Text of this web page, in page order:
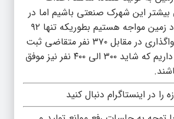
بیشتر این شهرک صنعتی باشیم اما در
حال حاضر با کمبود زمین مواجه هستیم بطوریکه تنها ۹۲
قطعه زمین جهت واگذاری در مقابل ۳۷۰ نفر متقاضی ثبت
نام کرده در اختیار داریم که شاید ۳۰۰ الی ۴۰۰ نفر نیز موفق
را در اینستاگرام دنبال کنید